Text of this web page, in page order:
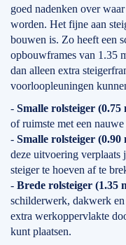
goed nadenken over
worden. Het fijne aan
bouwen is. Zo heeft een
opbouwframes van 1.35
dan alleen extra
voorloopleuningen
- Smalle rolsteiger (0.75
of ruimste met een
- Smalle rolsteiger (0.90
deze uitvoering verplaats
steiger te hoeven af te
- Brede rolsteiger (1.35
schilderwerk, dakwerk en
extra werkoppervlakte
kunt plaatsen.